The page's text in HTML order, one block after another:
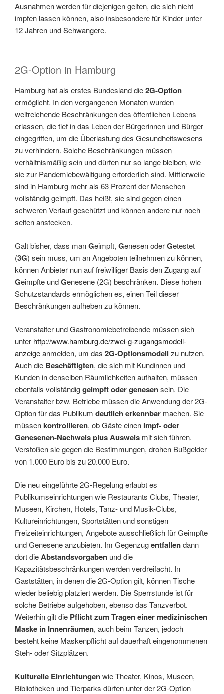
Ausnahmen werden für diejenigen gelten, die sich nicht
impfen lassen können, also insbesondere für Kinder unter
12 Jahren und Schwangere.
2G-Option in Hamburg
Hamburg hat als erstes Bundesland die2G-Option
ermöglicht. In den vergangenen Monaten wurden
weitreichende Beschränkungen des öffentlichen Lebens
erlassen, die tief in das Leben der Bürgerinnen und Bürger
eingegriffen, um die Überlastung des Gesundheitswesens
zu verhindern. Solche Beschränkungen müssen
verhältnismäßig sein und dürfen nur so lange bleiben, wie
sie zur Pandemiebewältigung erforderlich sind. Mittlerweile
sind in Hamburg mehr als 63 Prozent der Menschen
vollständig geimpft. Das heißt, sie sind gegen einen
schweren Verlauf geschützt und können andere nur noch
selten anstecken.
Galt bisher, dass manGeimpft, Genesen oderGetestet
(3G) sein muss, um an Angeboten teilnehmen zu können,
können Anbieter nun auf freiwilliger Basis den Zugang auf
Geimpfte undGenesene (2G) beschränken. Diese hohen
Schutzstandards ermöglichen es, einen Teil dieser
Beschränkungen aufheben zu können.
Veranstalter und Gastronomiebetreibende müssen sich
unter http://www.hamburg.de/zwei-g-zugangsmodell-
anzeigeanmelden, um das 2G-Optionsmodell zu nutzen.
Auch die Beschäftigten, die sich mit Kundinnen und
Kunden in denselben Räumlichkeiten aufhalten, müssen
ebenfalls vollständiggeimpft oder genesensein. Die
Veranstalter bzw. Betriebe müssen die Anwendung der 2G-
Option für das Publikum deutlich erkennbar machen. Sie
müssenkontrollieren, ob Gäste einen Impf- oder
Genesenen-Nachweis plus Ausweis mit sich führen.
Verstoßen sie gegen die Bestimmungen, drohen Bußgelder
von 1.000 Euro bis zu 20.000 Euro.
Die neu eingeführte 2G-Regelung erlaubt es
Publikumseinrichtungen wie Restaurants Clubs, Theater,
Museen, Kirchen, Hotels, Tanz- und Musik-Clubs,
Kultureinrichtungen, Sportstätten und sonstigen
Freizeiteinrichtungen, Angebote ausschließlich für Geimpfte
und Genesene anzubieten. Im Gegenzugentfallendann
dort dieAbstandsvorgaben und die
Kapazitätsbeschränkungen werden verdreifacht. In
Gaststätten, in denen die 2G-Option gilt, können Tische
wieder beliebig platziert werden. Die Sperrstunde ist für
solche Betriebe aufgehoben, ebenso das Tanzverbot.
Weiterhin gilt die Pflicht zum Tragen einer medizinischen
Maske in Innenräumen, auch beim Tanzen, jedoch
besteht keine Maskenpflicht auf dauerhaft eingenommenen
Steh- oder Sitzplätzen.
Kulturelle Einrichtungenwie Theater, Kinos, Museen,
Bibliotheken und Tierparks dürfen unter der 2G-Option